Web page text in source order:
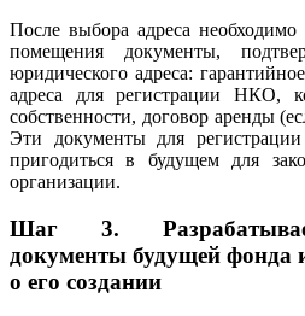
После выбора адреса необходимо
помещения документы,
юридического адреса:
адреса для регистрации НКО,
собственности, договор аренды
Эти документы для
пригодиться в будущем для
организации.
Шаг 3.
документы будущей фонда
о его создании